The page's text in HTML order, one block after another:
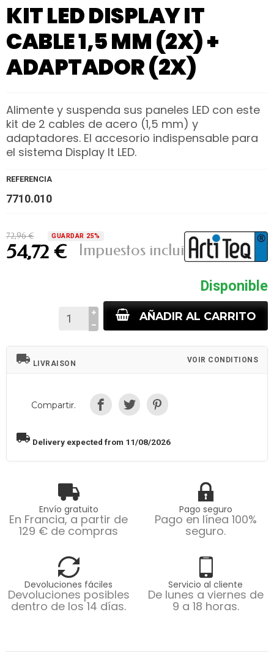
KIT LED DISPLAY IT
CABLE 1,5 MM (2X) +
ADAPTADOR (2X)
Alimente y suspenda sus paneles LED con este
kit de 2 cables de acero (1,5 mm) y
adaptadores. El accesorio indispensable para
el sistema Display It LED.
REFERENCIA
7710.010
72,96 € GUARDAR 25%
54,72 € Impuestos incluidos
Disponible
AÑADIR AL CARRITO
local_shipping LIVRAISON VOIR CONDITIONS
Compartir.
local_shipping Delivery expected from 11/08/2026
Envío gratuito
En Francia, a partir de
129 € de compras
Pago seguro
Pago en línea 100%
seguro.
Devoluciones fáciles
Devoluciones posibles
dentro de los 14 días.
Servicio al cliente
De lunes a viernes de
9 a 18 horas.